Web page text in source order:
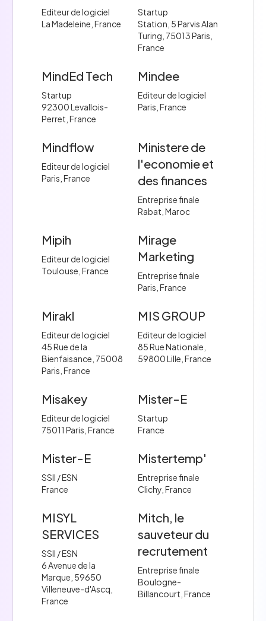
Editeur de logiciel
La Madeleine, France
Startup
Station, 5 Parvis Alan
Turing, 75013 Paris,
France
MindEd Tech
Startup
92300 Levallois-
Perret, France
Mindee
Editeur de logiciel
Paris, France
Mindflow
Editeur de logiciel
Paris, France
Ministere de
l'economie et
des finances
Entreprise finale
Rabat, Maroc
Mipih
Editeur de logiciel
Toulouse, France
Mirage
Marketing
Entreprise finale
Paris, France
Mirakl
Editeur de logiciel
45 Rue de la
Bienfaisance, 75008
Paris, France
MIS GROUP
Editeur de logiciel
85 Rue Nationale,
59800 Lille, France
Misakey
Editeur de logiciel
75011 Paris, France
Mister-E
Startup
France
Mister-E
SSII / ESN
France
Mistertemp'
Entreprise finale
Clichy, France
MISYL
SERVICES
SSII / ESN
6 Avenue de la
Marque, 59650
Villeneuve-d'Ascq,
France
Mitch, le
sauveteur du
recrutement
Entreprise finale
Boulogne-
Billancourt, France